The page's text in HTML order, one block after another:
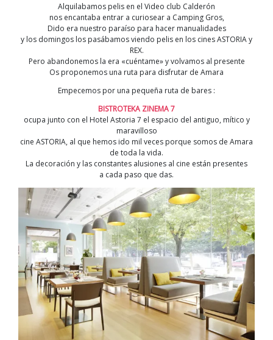
Alquilabamos pelis en el Video club Calderón
nos encantaba entrar a curiosear a Camping Gros,
Dido era nuestro paraíso para hacer manualidades
y los domingos los pasábamos viendo pelis en los cines ASTORIA y
REX.
Pero abandonemos la era «cuéntame» y volvamos al presente
Os proponemos una ruta para disfrutar de Amara
Empecemos por una pequeña ruta de bares :
BISTROTEKA ZINEMA 7
ocupa junto con el Hotel Astoria 7 el espacio del antiguo, mítico y
maravilloso
cine ASTORIA, al que hemos ido mil veces porque somos de Amara
de toda la vida.
La decoración y las constantes alusiones al cine están presentes
a cada paso que das.